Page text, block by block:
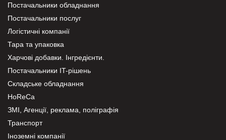
Постачальники обладнання
Постачальники послуг
Логістичні компанії
Тара та упаковка
Харчові добавки. Інгредієнти.
Постачальники IT-рішень
Складське обладнання
HoReCa
ЗМІ, Агенції, реклама, поліграфія
Транспорт
Іноземні компанії